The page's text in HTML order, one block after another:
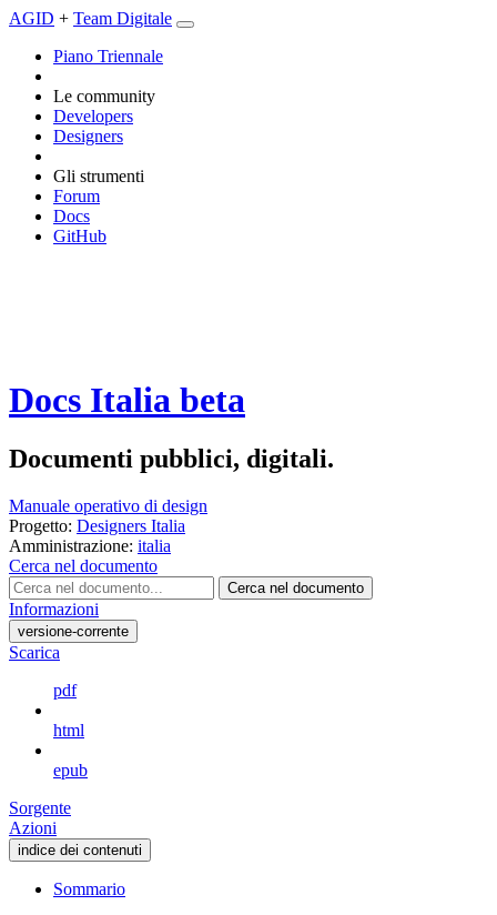
AGID + Team Digitale
Piano Triennale
Le community
Developers
Designers
Gli strumenti
Forum
Docs
GitHub
Docs Italia beta
Documenti pubblici, digitali.
Manuale operativo di design
Progetto: Designers Italia
Amministrazione: italia
Cerca nel documento
Cerca nel documento
Informazioni
versione-corrente
Scarica
pdf
html
epub
Sorgente
Azioni
indice dei contenuti
Sommario